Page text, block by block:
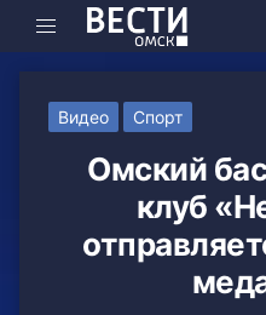
Видео Спорт
Омский
клуб